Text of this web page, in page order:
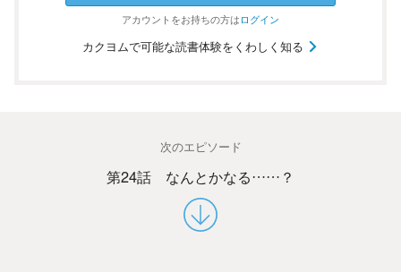
アカウントをお持ちの方はログイン
カクヨムで可能な読書体験をくわしく知る
次のエピソード
第24話 なんとかなる……？